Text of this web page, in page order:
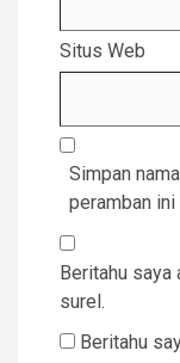
Situs Web
Simpan
peramban
Beritahu saya
surel.
Beritahu